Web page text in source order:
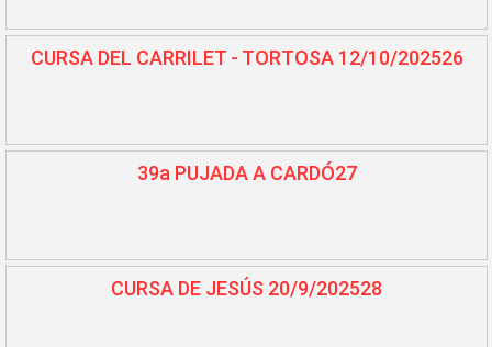
CURSA DEL CARRILET - TORTOSA 12/10/202526
39a PUJADA A CARDÓ27
CURSA DE JESÚS 20/9/202528